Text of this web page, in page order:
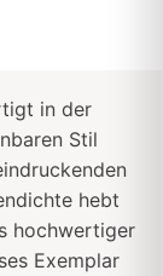
in der
Stil
hebt
hochwertiger
Exemplar